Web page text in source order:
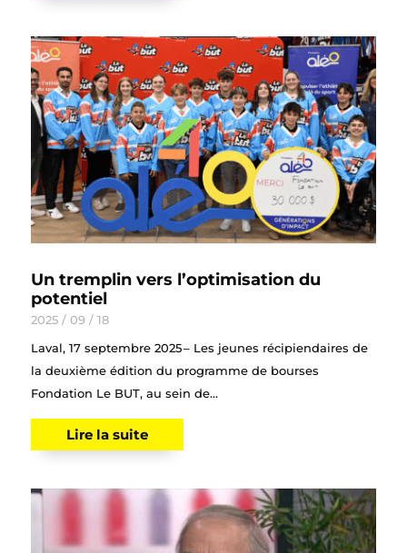
Un tremplin vers l’optimisation du
potentiel
2025 / 09 / 18
Laval, 17 septembre 2025 – Les jeunes récipiendaires de
la deuxième édition du programme de bourses
Fondation Le BUT, au sein de...
Lire la suite